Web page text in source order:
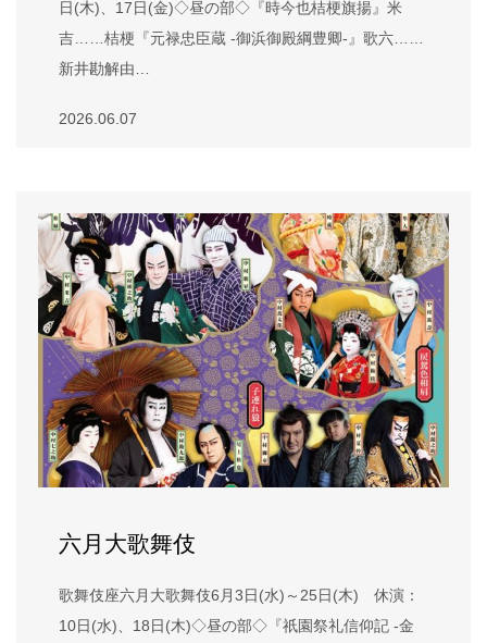
日(木)、17日(金)◇昼の部◇『時今也桔梗旗揚』米
吉……桔梗『元禄忠臣蔵 -御浜御殿綱豊卿-』歌六……
新井勘解由…
2026.06.07
六月大歌舞伎
歌舞伎座六月大歌舞伎6月3日(水)～25日(木) 休演：
10日(水)、18日(木)◇昼の部◇『祇園祭礼信仰記 -金